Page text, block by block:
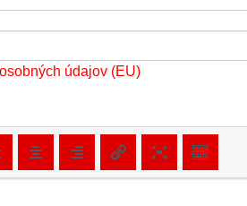
údajov (EU)